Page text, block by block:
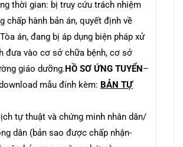
thời gian: bị truy cứu trách nhiệm
chấp hành bản án, quyết định về
án, đang bị áp dụng biện pháp xử
đưa vào cơ sở chữa bệnh, cơ sở
giáo dưỡng.HỒ SƠ ỨNG TUYỂN–
mẫu đính kèm: BẢN TỰ
tự thuật và chứng minh nhân dân/
dân (bản sao được chấp nhận-